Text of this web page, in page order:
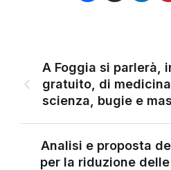
A Foggia si parlerà,
gratuito, di
scienza, bugie e
Analisi e proposta
per la riduzione